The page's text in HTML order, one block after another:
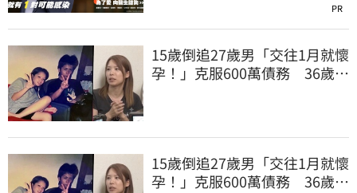
PR
15歲倒追27歲男「交往1月就懷
孕！」克服600萬債務 36歲美
15歲倒追27歲男「交往1月就懷
孕！」克服600萬債務 36歲美